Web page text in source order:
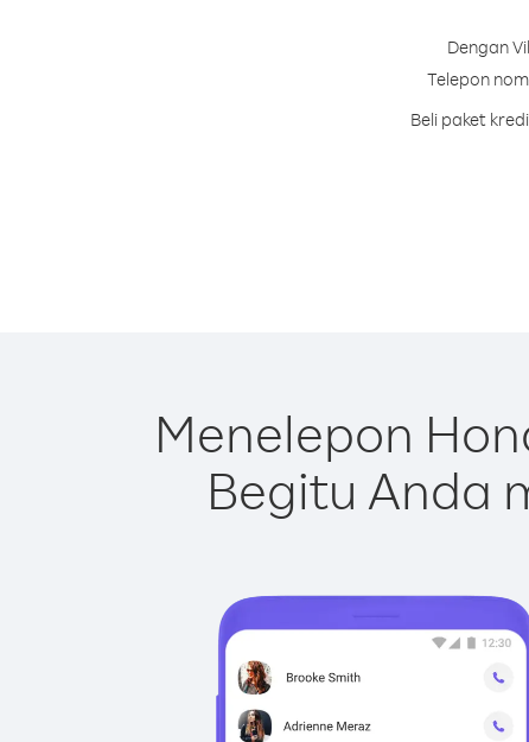
Dengan
Telepon
Beli paket
Menelepon
Begitu Anda